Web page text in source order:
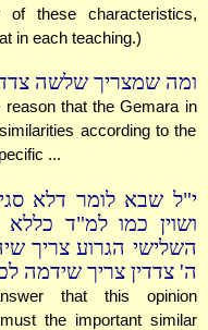
these characteristics,
in each teaching.)
ומה שמצריך שלשה
reason that the Gemara in
according to the
...
י"ל שבא לומר דלא
ושוין כמו למ"ד
השלישי הגרוע צריך
ה' צדדין צריך שידמה
that this opinion
the important similar